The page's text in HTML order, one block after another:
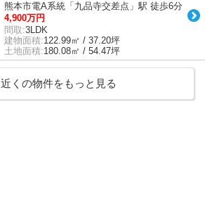
熊本市電A系統「九品寺交差点」駅 徒歩6分
4,900万円
間取:3LDK
建物面積:122.99㎡ / 37.20坪
土地面積:180.08㎡ / 54.47坪
近くの物件をもっと見る